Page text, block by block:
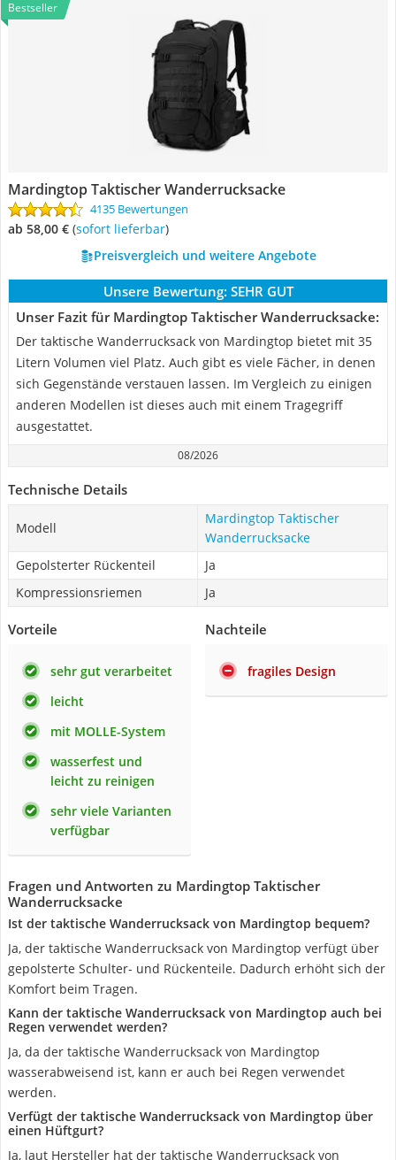
Bestseller
Mardingtop Taktischer Wanderrucksacke
4135 Bewertungen
ab 58,00 € ( Sofort lieferbar)
Preisvergleich und weitere Angebote
Unsere Bewertung: SEHR GUT
Unser Fazit für Mardingtop Taktischer Wanderrucksacke:
Der taktische Wanderrucksack von Mardingtop bietet mit 35
Litern Volumen viel Platz. Auch gibt es viele Fächer, in denen
sich Gegenstände verstauen lassen. Im Vergleich zu einigen
anderen Modellen ist dieses auch mit einem Tragegriff
ausgestattet.
08/2026
Technische Details
Modell
Mardingtop Taktischer
Wanderrucksacke
Gepolsterter Rückenteil
Ja
Kompressionsriemen
Ja
Vorteile
sehr gut verarbeitet
leicht
mit MOLLE-System
wasserfest und
leicht zu reinigen
sehr viele Varianten
verfügbar
Nachteile
fragiles Design
Fragen und Antworten zu Mardingtop Taktischer
Wanderrucksacke
Ist der taktische Wanderrucksack von Mardingtop bequem?
Ja, der taktische Wanderrucksack von Mardingtop verfügt über
gepolsterte Schulter- und Rückenteile. Dadurch erhöht sich der
Komfort beim Tragen.
Kann der taktische Wanderrucksack von Mardingtop auch bei
Regen verwendet werden?
Ja, da der taktische Wanderrucksack von Mardingtop
wasserabweisend ist, kann er auch bei Regen verwendet
werden.
Verfügt der taktische Wanderrucksack von Mardingtop über
einen Hüftgurt?
Ja, laut Hersteller hat der taktische Wanderrucksack von